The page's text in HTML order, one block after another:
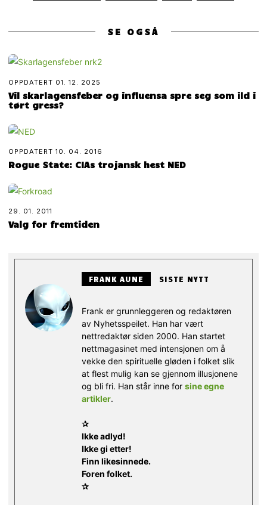
SE OGSÅ
OPPDATERT 01. 12. 2025
Vil skarlagensfeber og influensa spre seg som ild i
tørt gress?
OPPDATERT10. 04. 2016
Rogue State: CIAs trojansk hest NED
29. 01. 2011
Valg for fremtiden
FRANK AUNE SISTE NYTT
Frank er grunnleggeren og redaktøren
av Nyhetsspeilet. Han har vært
nettredaktør siden 2000. Han startet
nettmagasinet med intensjonen om å
vekke den spirituelle gløden i folket slik
at flest mulig kan se gjennom illusjonene
og bli fri. Han står inne forsine egne
artikler.
✰
Ikke adlyd!
Ikke gi etter!
Finn likesinnede.
Foren folket.
✰